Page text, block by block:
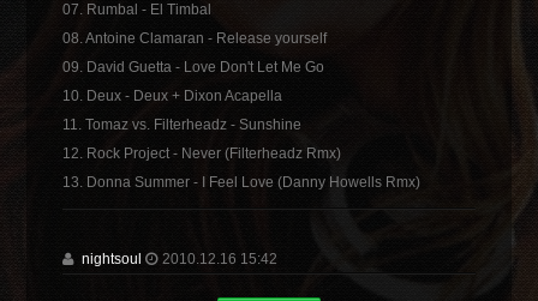
07. Rumbal - El Timbal
08. Antoine Clamaran - Release yourself
09. David Guetta - Love Don't Let Me Go
10. Deux - Deux + Dixon Acapella
11. Tomaz vs. Filterheadz - Sunshine
12. Rock Project - Never (Filterheadz Rmx)
13. Donna Summer - I Feel Love (Danny Howells Rmx)
nightsoul 2010.12.16 15:42